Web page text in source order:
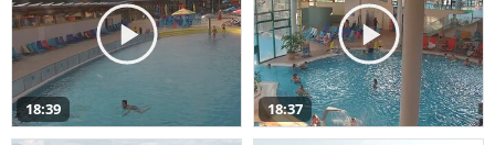
18:39 18:37